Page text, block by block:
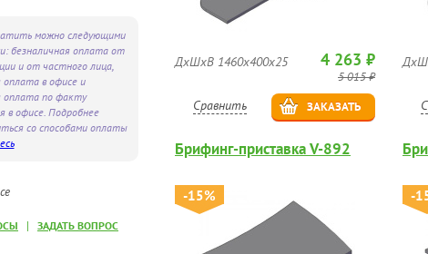
можно следующими
безналичная оплата от
и от частного лица,
оплата в офисе и
оплата по факту
в офисе. Подробнее
со способами оплаты
| ЗАДАТЬ ВОПРОС
ДхШхВ 1460х400х25 4 263 ₽
5 015 ₽
Сравнить ЗАКАЗАТЬ
Брифинг-приставка V-892
-15% -